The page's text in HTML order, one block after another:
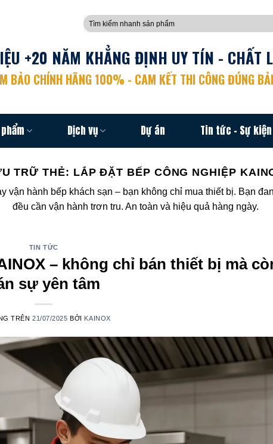
Tìm
kiếm:
+20 NĂM KHẲNG ĐỊNH UY TÍN - CHẤT
BẢO CHÍNH HÃNG 100% - CAM KẾT THI CÔNG ĐÚNG
Dịch vụ Dự án Tin tức – Sự kiện
TRỮ THẺ: LẮP ĐẶT BẾP CÔNG NGHIỆP
vận hành bếp khách sạn – bạn không chỉ mua thiết bị. Bạn
đều cần vận hành trơn tru. An toàn và hiệu quả hàng ngày.
TIN TỨC
– không chỉ bán thiết bị mà
sự yên tâm
TRÊN 21/07/2025 BỞI KAINOX